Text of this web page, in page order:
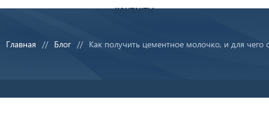
8 (812) 679-06-70
КОНТАКТЫ
Главная Блог Как получить цементное молочко, и для чего